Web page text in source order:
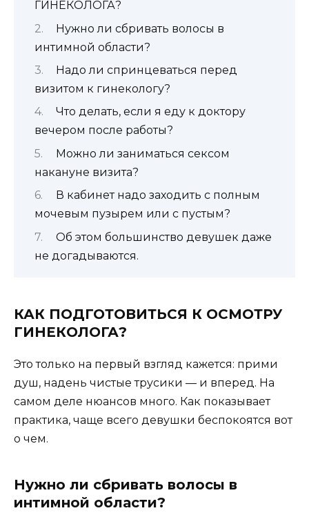
ГИНЕКОЛОГА?
Нужно ли сбривать волосы в
интимной области?
Надо ли спринцеваться перед
визитом к гинекологу?
Что делать, если я еду к доктору
вечером после работы?
Можно ли заниматься сексом
накануне визита?
В кабинет надо заходить с полным
мочевым пузырем или с пустым?
Об этом большинство девушек даже
не догадываются.
КАК ПОДГОТОВИТЬСЯ К ОСМОТРУ
ГИНЕКОЛОГА?
Это только на первый взгляд кажется: прими
душ, надень чистые трусики — и вперед. На
самом деле нюансов много. Как показывает
практика, чаще всего девушки беспокоятся вот
о чем.
Нужно ли сбривать волосы в
интимной области?